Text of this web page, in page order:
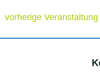
vorherige Veranstaltung